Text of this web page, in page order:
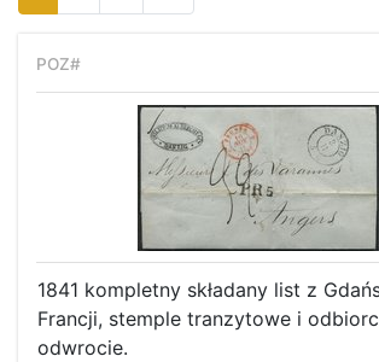
1841 kompletny składany list z
Francji, stemple tranzytowe i
odwrocie.